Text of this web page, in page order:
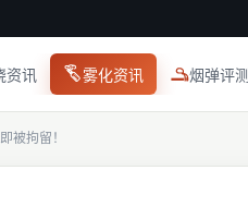
资讯 雾化资讯 烟弹评测
被拘留！